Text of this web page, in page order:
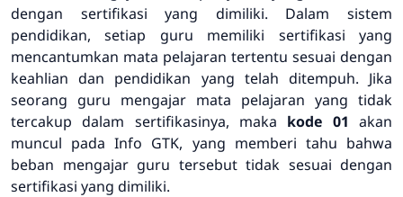
dengan sertifikasi yang dimiliki. Dalam sistem
pendidikan, setiap guru memiliki sertifikasi yang
mencantumkan mata pelajaran tertentu sesuai dengan
keahlian dan pendidikan yang telah ditempuh. Jika
seorang guru mengajar mata pelajaran yang tidak
tercakup dalam sertifikasinya, maka kode 01 akan
muncul pada Info GTK, yang memberi tahu bahwa
beban mengajar guru tersebut tidak sesuai dengan
sertifikasi yang dimiliki.